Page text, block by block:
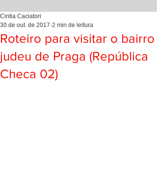
Roteiro para visitar o bairro
judeu de Praga (República
Checa 02)
Cintia Caciatori
30 de out. de 2017 2 min de leitura